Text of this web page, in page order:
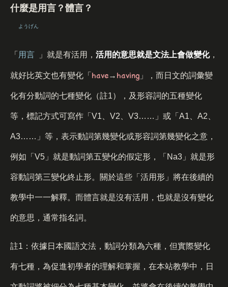
什麼是用言？體言？
「 用言
ようげん
」就是有活用， 活用的意思就是文法上會做變化，
就好比英文也有變化「 have→ having 」，而日文的詞彙變
化有分動詞的七種變化（註1），及形容詞的五種變化
等，標記方式可寫作「V1、V2、V3……」或「A1、A2、
A3……」等，表示動詞第幾變化或形容詞第幾變化之意，
例如「V5」就是動詞第五變化的假定形，「Na3」就是形
容動詞第三變化終止形。關於這些「活用形」將在後續的
教學中一一解釋。而體言就是沒有活用，也就是沒有變化
的意思，通常指名詞。
註1：依據日本國語文法，動詞分類為六種，但實際變化
有七種，為促進初學者的理解和掌握，在本站教學中，日